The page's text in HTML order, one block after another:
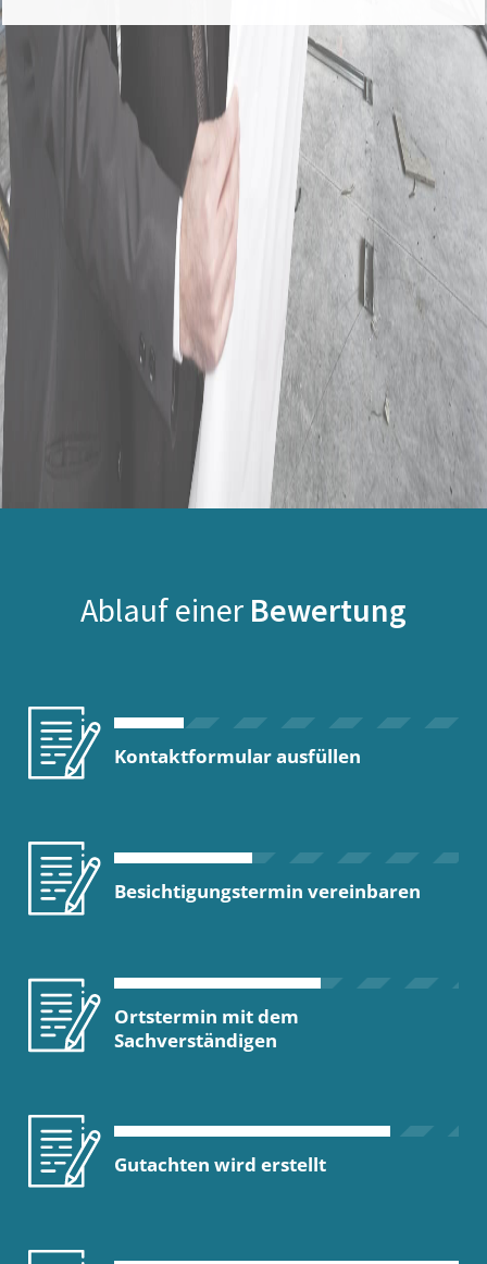
Ablauf einer Bewertung
Kontaktformular ausfüllen
Besichtigungstermin vereinbaren
Ortstermin mit dem
Sachverständigen
Gutachten wird erstellt